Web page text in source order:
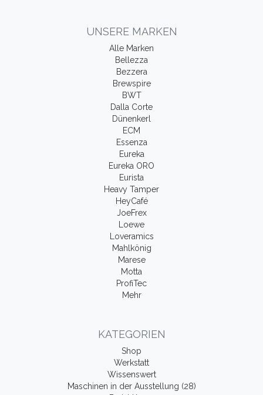
UNSERE MARKEN
Alle Marken
Bellezza
Bezzera
Brewspire
BWT
Dalla Corte
Dünenkerl
ECM
Essenza
Eureka
Eureka ORO
Eurista
Heavy Tamper
HeyCafé
JoeFrex
Loewe
Loveramics
Mahlkönig
Marese
Motta
ProfiTec
Mehr
KATEGORIEN
Shop
Werkstatt
Wissenswert
Maschinen in der Ausstellung (28)